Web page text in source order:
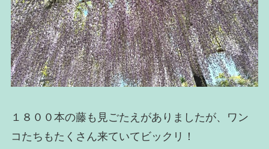
１８００本の藤も見ごたえがありましたが、ワン
コたちもたくさん来ていてビックリ！